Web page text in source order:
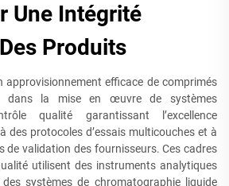
Une Intégrité
Produits
approvisionnement efficace de comprimés
dans la mise en œuvre de systèmes
qualité garantissant l’excellence
des protocoles d’essais multicouches et à
de validation des fournisseurs. Ces cadres
utilisent des instruments analytiques
systèmes de chromatographie liquide